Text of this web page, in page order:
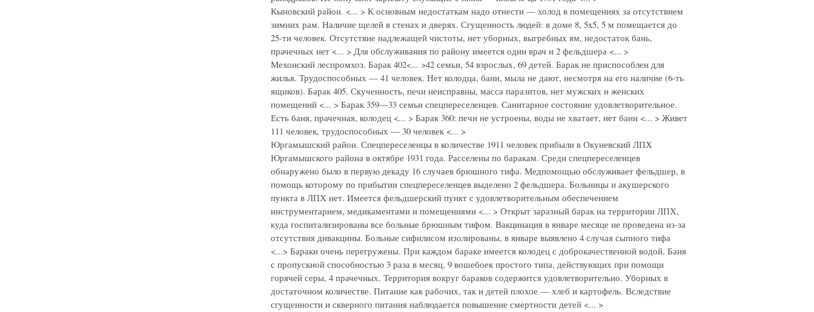
Кыновский район. <... > К основным недостаткам надо отнести — холод в помещениях за отсутствием
зимних рам. Наличие щелей в стенах и дверях. Сгущенность людей: в доме 8, 5x5, 5 м помещается до
25-ти человек. Отсутствие надлежащей чистоты, нет уборных, выгребных ям, недостаток бань,
прачечных нет <... > Для обслуживания по району имеется один врач и 2 фельдшера <... >
Мехонский леспромхоз. Барак 402<... >42 семьи, 54 взрослых, 69 детей. Барак не приспособлен для
жилья. Трудоспособных — 41 человек. Нет колодца, бани, мыла не дают, несмотря на его наличие (6-ть
ящиков). Барак 405. Скученность, печи неисправны, масса паразитов, нет мужских и женских
помещений <... > Барак 359—33 семьи спецпереселенцев. Санитарное состояние удовлетворительное.
Есть баня, прачечная, колодец <... > Барак 360: печи не устроены, воды не хватает, нет бани <... > Живет
111 человек, трудоспособных — 30 человек <... >
Юргамышский район. Спецпереселенцы в количестве 1911 человек прибыли в Окуневский ЛПХ
Юргамышского района в октябре 1931 года. Расселены по баракам. Среди спецпереселенцев
обнаружено было в первую декаду 16 случаев брюшного тифа. Медпомощью обслуживает фельдшер, в
помощь которому по прибытии спецпереселенцев выделено 2 фельдшера. Больницы и акушерского
пункта в ЛПХ нет. Имеется фельдшерский пункт с удовлетворительным обеспечением
инструментарием, медикаментами и помещениями <... > Открыт заразный барак на территории ЛПХ,
куда госпитализированы все больные брюшным тифом. Вакцинация в январе месяце не проведена из-за
отсутствия дивакцины. Больные сифилисом изолированы, в январе выявлено 4 случая сыпного тифа
<...> Бараки очень перегружены. При каждом бараке имеется колодец с доброкачественной водой. Баня
с пропускной способностью 3 раза в месяц, 9 вошебоек простого типа, действующих при помощи
горячей серы, 4 прачечных. Территория вокруг бараков содержится удовлетворительно. Уборных в
достаточном количестве. Питание как рабочих, так и детей плохое — хлеб и картофель. Вследствие
сгущенности и скверного питания наблюдается повышение смертности детей <... >